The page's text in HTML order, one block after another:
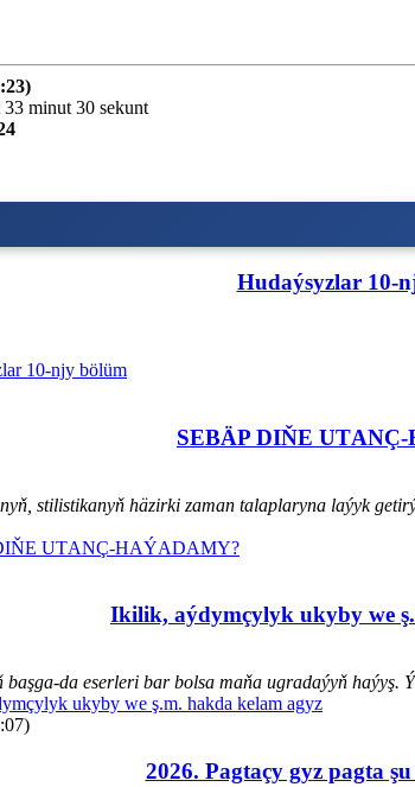
33 minut 30 sekunt
Hudaýsyzlar 10-
10-njy bölüm
SEBÄP DIŇE
stilistikanyň häzirki zaman talaplaryna laýyk
UTАNÇ-HАÝADАMY?
Ikilik, aýdymçylyk ukyby we
başga-da eserleri bar bolsa maňa ugradaýyň haýyş.
ukyby we ş.m. hakda kelam agyz
2026. Pagtaçy gyz pagta